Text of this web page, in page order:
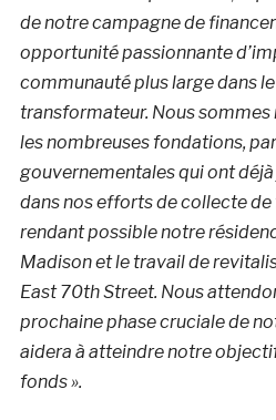
de notre campagne de
opportunité passionnante
communauté plus large dans
transformateur. Nous
les nombreuses fondations,
gouvernementales qui ont
dans nos efforts de collecte de
rendant possible notre
Madison et le travail de
East 70th Street. Nous
prochaine phase cruciale de
aidera à atteindre notre
fonds ».